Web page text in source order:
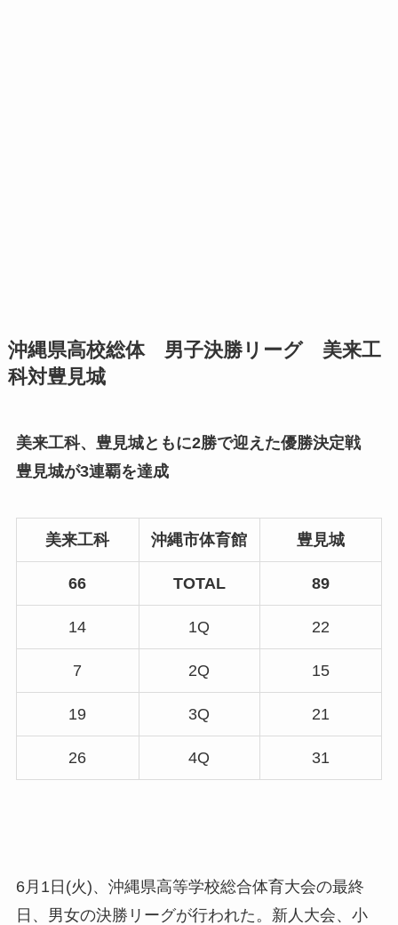
沖縄県高校総体 男子決勝リーグ 美来工
科対豊見城
美来工科、豊見城ともに2勝で迎えた優勝決定戦
豊見城が3連覇を達成
美来工科 沖縄市体育館 豊見城
66 TOTAL 89
14 1Q 22
7 2Q 15
19 3Q 21
26 4Q 31
6月1日(火)、沖縄県高等学校総合体育大会の最終
日、男女の決勝リーグが行われた。新人大会、小